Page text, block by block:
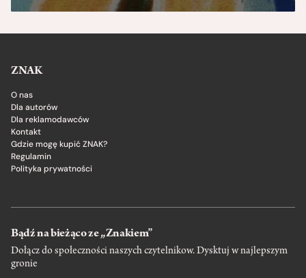
ZNAK
O nas
Dla autorów
Dla reklamodawców
Kontakt
Gdzie mogę kupić ZNAK?
Regulamin
Polityka prywatności
Bądź na bieżąco ze „Znakiem”
Dołącz do społeczności naszych czytelnikow. Dysktuj w najlepszym
gronie